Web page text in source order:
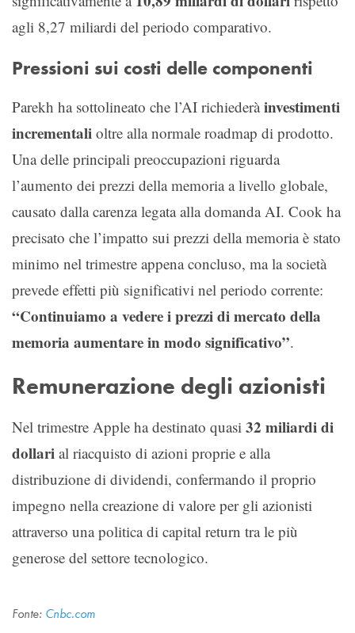
agli 8,27 miliardi del periodo comparativo.
Pressioni sui costi delle componenti
Parekh ha sottolineato che l’AI richiederàinvestimenti
incrementali oltre alla normale roadmap di prodotto.
Una delle principali preoccupazioni riguarda
l’aumento dei prezzi della memoria a livello globale,
causato dalla carenza legata alla domanda AI. Cook ha
precisato che l’impatto sui prezzi della memoria è stato
minimo nel trimestre appena concluso, ma la società
prevede effetti più significativi nel periodo corrente:
“Continuiamo a vedere i prezzi di mercato della
memoria aumentare in modo significativo”.
Remunerazione degli azionisti
Nel trimestre Apple ha destinato quasi 32 miliardi di
dollari al riacquisto di azioni proprie e alla
distribuzione di dividendi, confermando il proprio
impegno nella creazione di valore per gli azionisti
attraverso una politica di capital return tra le più
generose del settore tecnologico.
Fonte: Cnbc.com